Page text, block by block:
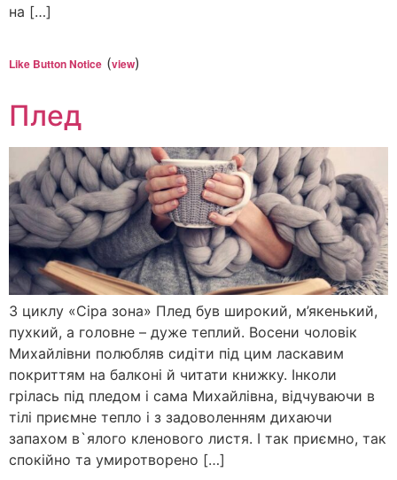
на […]
Like Button Notice (view)
Плед
З циклу «Сіра зона» Плед був широкий, м’якенький,
пухкий, а головне – дуже теплий. Восени чоловік
Михайлівни полюбляв сидіти під цим ласкавим
покриттям на балконі й читати книжку. Інколи
грілась під пледом і сама Михайлівна, відчуваючи в
тілі приємне тепло і з задоволенням дихаючи
запахом в`ялого кленового листя. І так приємно, так
спокійно та умиротворено […]